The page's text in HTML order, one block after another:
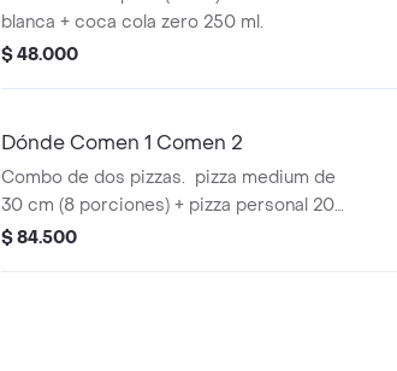
blanca + coca cola zero 250 ml.
$ 48.000
Dónde Comen 1 Comen 2
Combo de dos pizzas. pizza medium de
30 cm (8 porciones) + pizza personal 20
cm (6 porciones). escoge tus sabores
$ 84.500